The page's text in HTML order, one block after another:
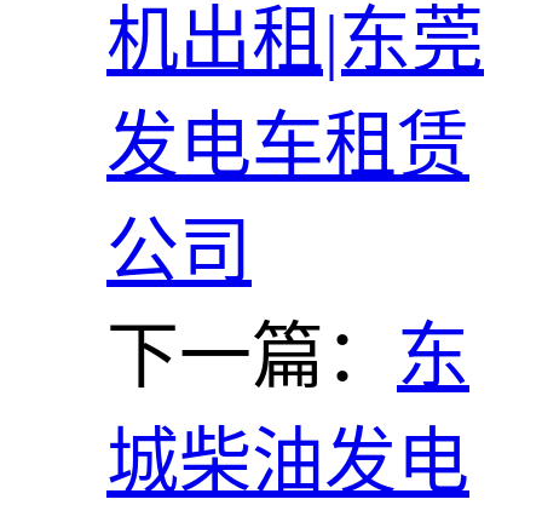
机出租|东莞
发电车租赁
公司
下一篇： 东
城柴油发电